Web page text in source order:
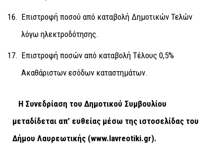
Επιστροφή ποσού από καταβολή Δημοτικών Τελών
λόγω ηλεκτροδότησης.
Επιστροφή ποσών από καταβολή Τέλους 0,5%
Ακαθάριστων εσόδων καταστημάτων.
Η Συνεδρίαση του Δημοτικού Συμβουλίου
μεταδίδεται απ’ ευθείας μέσω της ιστοσελίδας του
Δήμου Λαυρεωτικής (www.lavreotiki.gr).